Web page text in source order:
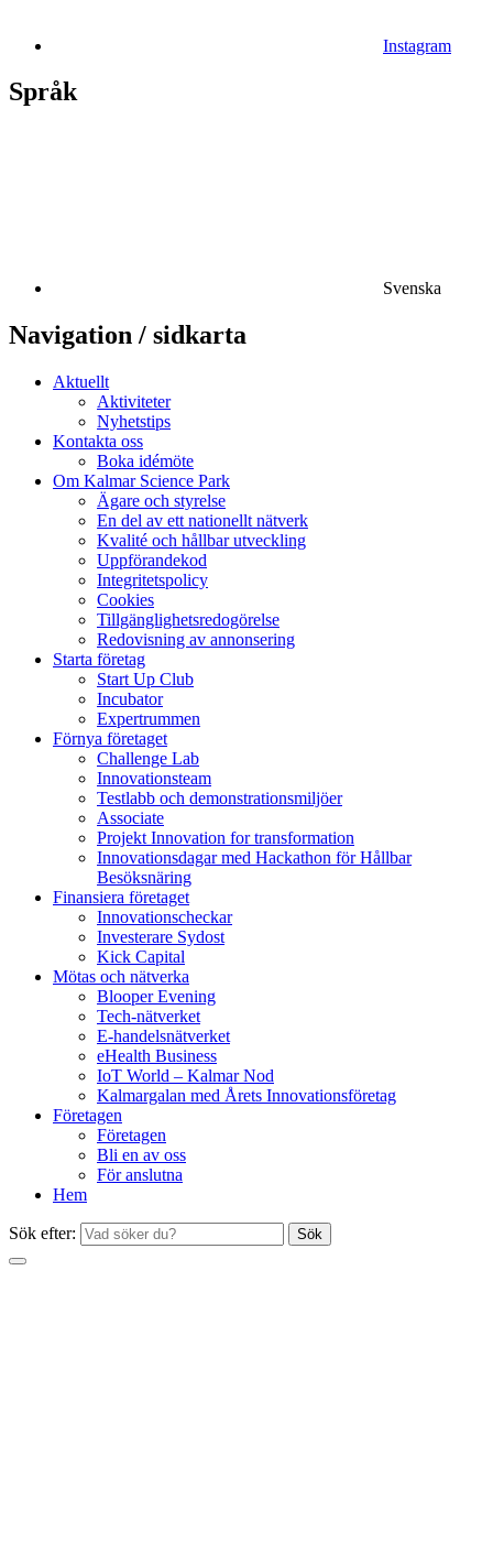
Instagram
Språk
Svenska
Navigation / sidkarta
Aktuellt
Aktiviteter
Nyhetstips
Kontakta oss
Boka idémöte
Om Kalmar Science Park
Ägare och styrelse
En del av ett nationellt nätverk
Kvalité och hållbar utveckling
Uppförandekod
Integritetspolicy
Cookies
Tillgänglighetsredogörelse
Redovisning av annonsering
Starta företag
Start Up Club
Incubator
Expertrummen
Förnya företaget
Challenge Lab
Innovationsteam
Testlabb och demonstrationsmiljöer
Associate
Projekt Innovation for transformation
Innovationsdagar med Hackathon för Hållbar
Besöksnäring
Finansiera företaget
Innovationscheckar
Investerare Sydost
Kick Capital
Mötas och nätverka
Blooper Evening
Tech-nätverket
E-handelsnätverket
eHealth Business
IoT World – Kalmar Nod
Kalmargalan med Årets Innovationsföretag
Företagen
Företagen
Bli en av oss
För anslutna
Hem
Sök efter: Sök